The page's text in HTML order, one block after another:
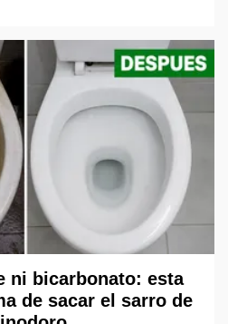
ni bicarbonato: esta
de sacar el sarro de